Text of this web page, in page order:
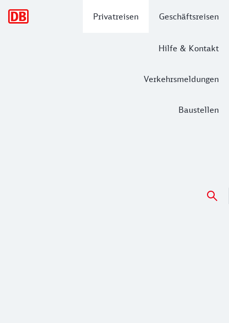
Privatreisen Geschäftsreisen
Hilfe & Kontakt
Verkehrsmeldungen
Baustellen